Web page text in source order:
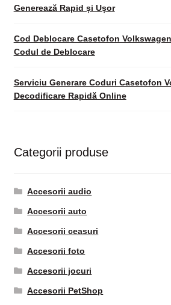
Generează Rapid și Ușor
Cod Deblocare Casetofon
Codul de Deblocare
Serviciu Generare Coduri Casetofon
Decodificare Rapidă Online
Categorii produse
Accesorii audio
Accesorii auto
Accesorii ceasuri
Accesorii foto
Accesorii jocuri
Accesorii PetShop